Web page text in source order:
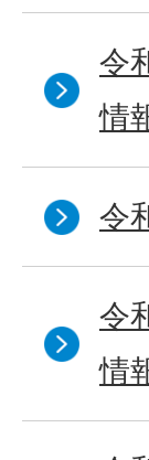
令
情
令
令
情